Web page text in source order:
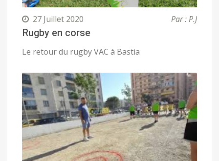
27 Juillet 2020 Par : P.J
Rugby en corse
Le retour du rugby VAC à Bastia